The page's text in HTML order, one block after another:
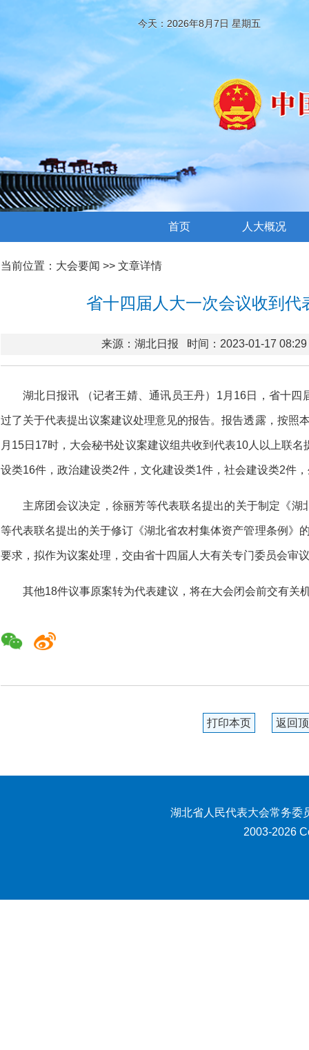
今天：2026年8月7日 星期五
首页 人大概况
当前位置： 大会要闻 >> 文章详情
省十四届人大一次会议收到代
来源：湖北日报 时间：2023-01-17 08:29
湖北日报讯 （记者王婧、通讯员王丹）1月16日，省十
过了关于代表提出议案建议处理意见的报告。报告透露，按照
月15日17时，大会秘书处议案建议组共收到代表10人以上联
设类16件，政治建设类2件，文化建设类1件，社会建设类2件
主席团会议决定，徐丽芳等代表联名提出的关于制定《
等代表联名提出的关于修订《湖北省农村集体资产管理条例》
要求，拟作为议案处理，交由省十四届人大有关专门委员会审
其他18件议事原案转为代表建议，将在大会闭会前交有关
打印本页 返回
湖北省人民代表大会常务委
2003-2026